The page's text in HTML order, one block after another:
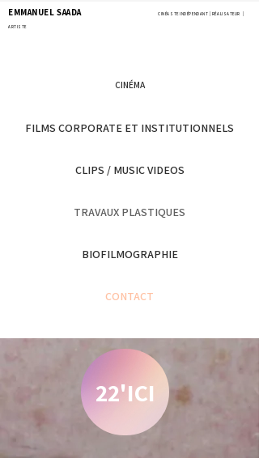
EMMANUEL SAADA CINÉASTE INDÉPENDANT | RÉALISATEUR |
ARTISTE
CINÉMA
FILMS CORPORATE ET INSTITUTIONNELS
CLIPS / MUSIC VIDEOS
TRAVAUX PLASTIQUES
BIOFILMOGRAPHIE
CONTACT
22'ICI